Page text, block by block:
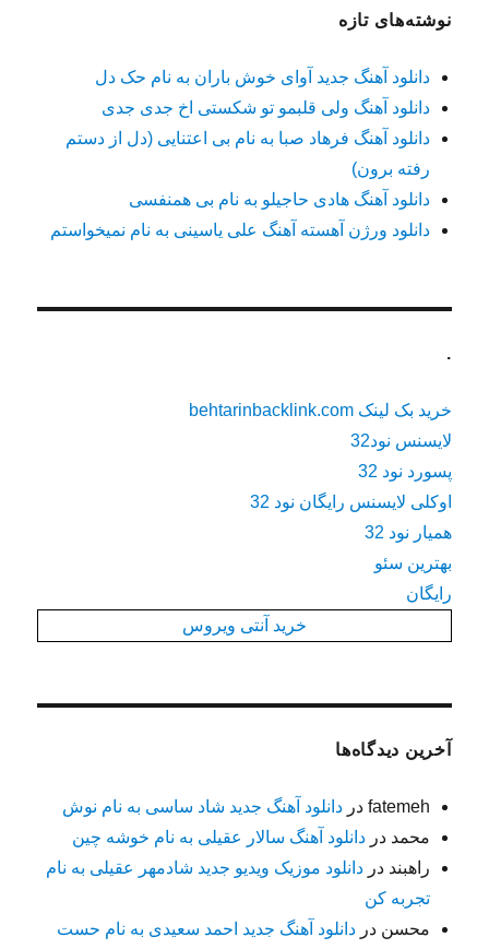
نوشته‌های تازه
دانلود آهنگ جدید آوای خوش باران به نام حک دل
دانلود آهنگ ولی قلبمو تو شکستی اخ جدی جدی
دانلود آهنگ فرهاد صبا به نام بی اعتنایی (دل از دستم
رفته برون)
دانلود آهنگ هادی حاجیلو به نام بی همنفسی
دانلود ورژن آهسته آهنگ علی یاسینی به نام نمیخواستم
.
خرید بک لینک behtarinbacklink.com
لایسنس نود32
پسورد نود 32
اوکلی لایسنس رایگان نود 32
همیار نود 32
بهترین سئو
رایگان
خرید آنتی ویروس
آخرین دیدگاه‌ها
fatemeh دردانلود آهنگ جدید شاد ساسی به نام نوش
محمد دردانلود آهنگ سالار عقیلی به نام خوشه چین
راهبند دردانلود موزیک ویدیو جدید شادمهر عقیلی به نام
تجربه کن
محسن دردانلود آهنگ جدید احمد سعیدی به نام حست